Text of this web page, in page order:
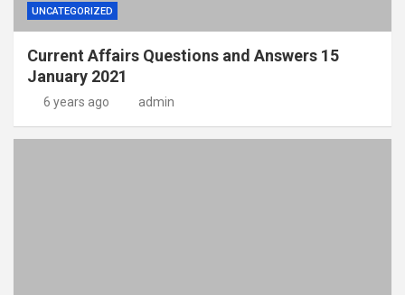
UNCATEGORIZED
Current Affairs Questions and Answers 15
January 2021
6 years ago admin